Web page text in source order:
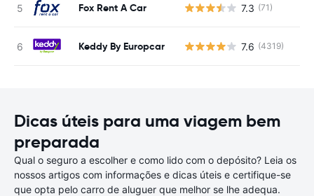
Fox Rent A Car 7.3 (71)
Keddy By Europcar 7.6 (4319)
Dicas úteis para uma viagem bem
preparada
Qual o seguro a escolher e como lido com o depósito? Leia os
nossos artigos com informações e dicas úteis e certifique-se
que opta pelo carro de aluguer que melhor se lhe adequa.